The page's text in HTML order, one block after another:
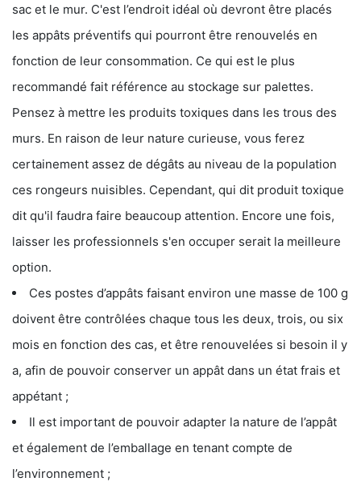
sac et le mur. C'est l’endroit idéal où devront être placés
les appâts préventifs qui pourront être renouvelés en
fonction de leur consommation. Ce qui est le plus
recommandé fait référence au stockage sur palettes.
Pensez à mettre les produits toxiques dans les trous des
murs. En raison de leur nature curieuse, vous ferez
certainement assez de dégâts au niveau de la population
ces rongeurs nuisibles. Cependant, qui dit produit toxique
dit qu'il faudra faire beaucoup attention. Encore une fois,
laisser les professionnels s'en occuper serait la meilleure
option.
Ces postes d’appâts faisant environ une masse de 100 g
doivent être contrôlées chaque tous les deux, trois, ou six
mois en fonction des cas, et être renouvelées si besoin il y
a, afin de pouvoir conserver un appât dans un état frais et
appétant ;
Il est important de pouvoir adapter la nature de l’appât
et également de l’emballage en tenant compte de
l’environnement ;